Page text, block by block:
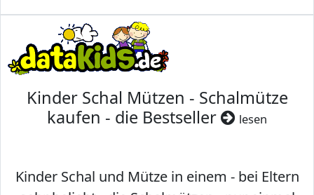
Kinder Schal Mützen - Schalmütze
kaufen - die Bestseller
lesen
Kinder Schal und Mütze in einem - bei Eltern